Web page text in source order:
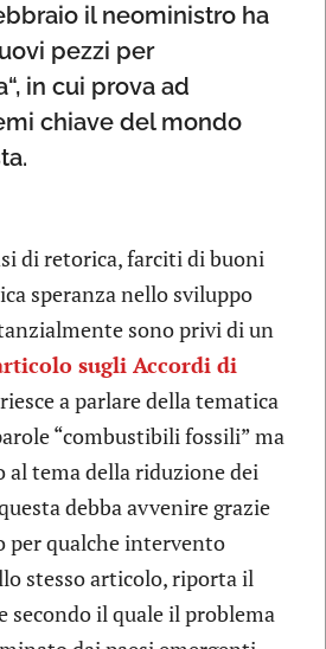
il neoministro ha
pezzi per
in cui prova ad
chiave del mondo
di retorica, farciti di buoni
speranza nello sviluppo
sono privi di un
sugli Accordi di
a parlare della tematica
“combustibili fossili” ma
tema della riduzione dei
debba avvenire grazie
per qualche intervento
stesso articolo, riporta il
secondo il quale il problema